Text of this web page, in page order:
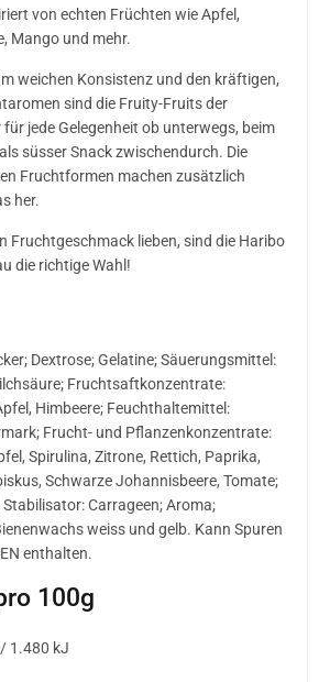
von echten Früchten wie Apfel,
Mango und mehr.
weichen Konsistenz und den kräftigen,
sind die Fruity-Fruits der
jede Gelegenheit ob unterwegs, beim
süsser Snack zwischendurch. Die
Fruchtformen machen zusätzlich
her.
Fruchtgeschmack lieben, sind die Haribo
die richtige Wahl!
Dextrose; Gelatine; Säuerungsmittel:
Fruchtsaftkonzentrate:
Himbeere; Feuchthaltemittel:
Frucht- und Pflanzenkonzentrate:
Spirulina, Zitrone, Rettich, Paprika,
Schwarze Johannisbeere, Tomate;
Carrageen; Aroma;
weiss und gelb. Kann Spuren
enthalten.
100g
1.480 kJ